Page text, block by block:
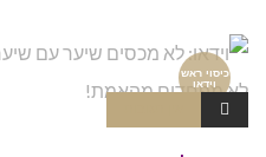
כיסוי ראש
וידאו